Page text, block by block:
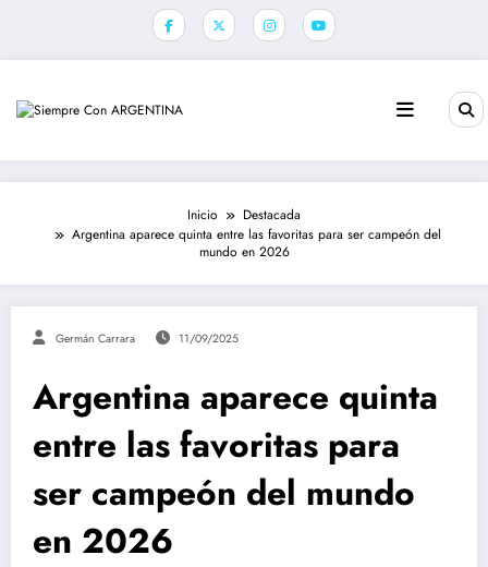
Inicio
Destacada
Argentina aparece quinta entre las favoritas para ser campeón del
mundo en 2026
Germán Carrara 11/09/2025
Argentina aparece quinta
entre las favoritas para
ser campeón del mundo
en 2026